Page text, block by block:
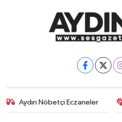
Aydın Nöbetçi Eczaneler